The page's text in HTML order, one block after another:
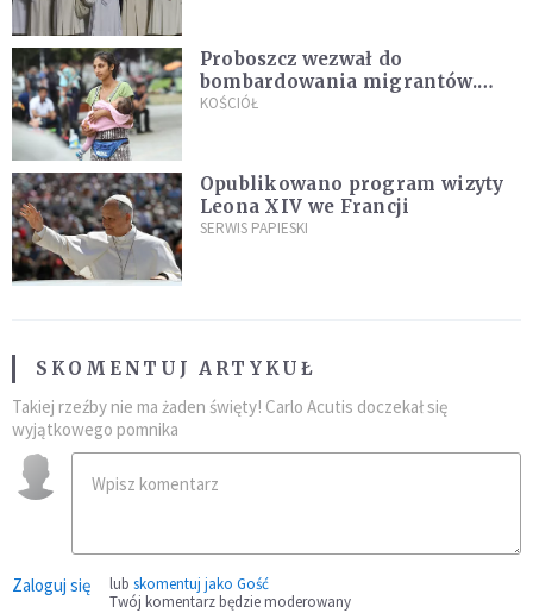
Proboszcz wezwał do
bombardowania migrantów.
"Masowy ogień przeciwko
KOŚCIÓŁ
Opublikowano program wizyty
Leona XIV we Francji
SERWIS PAPIESKI
SKOMENTUJ ARTYKUŁ
Takiej rzeźby nie ma żaden święty! Carlo Acutis doczekał się
wyjątkowego pomnika
Zaloguj się lub skomentuj jako Gość
Twój komentarz będzie moderowany